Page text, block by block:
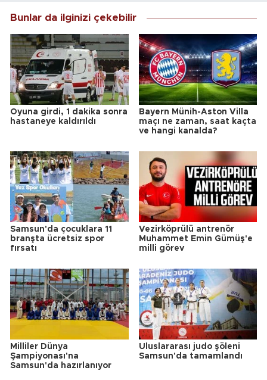
Bunlar da ilginizi çekebilir
Oyuna girdi, 1 dakika sonra
hastaneye kaldırıldı
Bayern Münih-Aston Villa
maçı ne zaman, saat kaçta
ve hangi kanalda?
Samsun'da çocuklara 11
branşta ücretsiz spor
fırsatı
Vezirköprülü antrenör
Muhammet Emin Gümüş'e
milli görev
Milliler Dünya
Şampiyonası'na
Samsun'da hazırlanıyor
Uluslararası judo şöleni
Samsun'da tamamlandı